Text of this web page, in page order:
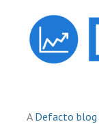
A Defacto blog